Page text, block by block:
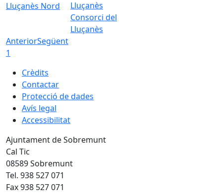
Lluçanès Nord
Consorci del
Lluçanès
AnteriorSegüent
1
Crèdits
Contactar
Protecció de dades
Avís legal
Accessibilitat
Ajuntament de Sobremunt
Cal Tic
08589 Sobremunt
Tel. 938 527 071
Fax 938 527 071